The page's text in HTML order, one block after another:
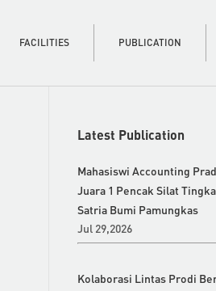
FACILITIES PUBLICATION
Latest Publication
Mahasiswi Accounting
Juara 1 Pencak Silat
Satria Bumi Pamungkas
Jul 29,2026
Kolaborasi Lintas Prodi